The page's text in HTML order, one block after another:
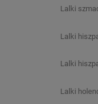
Lalki
Lalki
Lalki
Lalki